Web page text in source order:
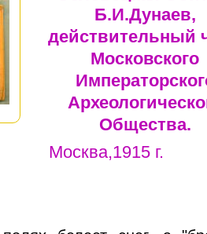
Б.И.Дунаев,
действительный
Московского
Общества.
Москва,1915 г.